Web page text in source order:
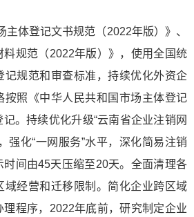
主体登记文书规范（2022年版）》、
料规范（2022年版）》，使用全国统
记规范和审查标准，持续优化外资企
按照《中华人民共和国市场主体登记
。持续优化升级“云南省企业注销网
强化“一网服务”水平，深化简易注销
间由45天压缩至20天。全面清理各
域经营和迁移限制。简化企业跨区域
程序，2022年底前，研究制定企业